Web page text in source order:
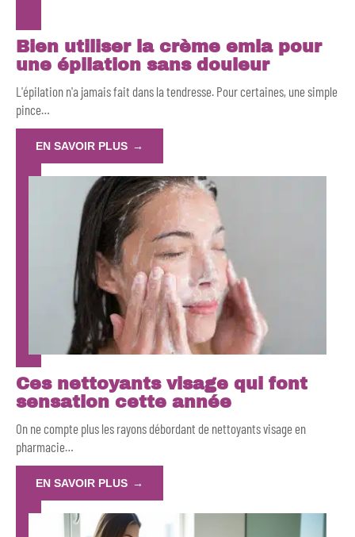
Bien utiliser la crème emla pour
une épilation sans douleur
L'épilation n'a jamais fait dans la tendresse. Pour certaines, une simple
pince…
EN SAVOIR PLUS
Ces nettoyants visage qui font
sensation cette année
On ne compte plus les rayons débordant de nettoyants visage en
pharmacie…
EN SAVOIR PLUS